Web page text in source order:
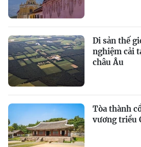
Di sản thế
nghiệm cải
châu Âu
Tòa thành
vương triều